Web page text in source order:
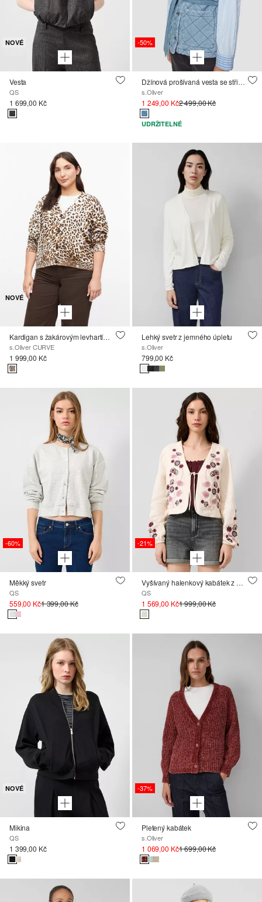
NOVÉ
Vesta
QS
1 699,00 Kč
-50%
Džínová prošívaná vesta se střihem Relaxed Fit
s.Oliver
1 249,00 Kč2 499,00 Kč
UDRŽITELNÉ
NOVÉ
Kardigan s žakárovým levhartím vzorem
s.Oliver CURVE
1 999,00 Kč
Lehký svetr z jemného úpletu
s.Oliver
799,00 Kč
-60%
Měkký svetr
QS
559,00 Kč1 399,00 Kč
-21%
Vyšívaný halenkový kabátek z mušelínu
QS
1 569,00 Kč1 999,00 Kč
NOVÉ
Mikina
QS
1 399,00 Kč
-37%
Pletený kabátek
s.Oliver
1 069,00 Kč1 699,00 Kč